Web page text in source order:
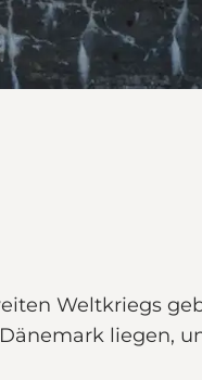
Weltkriegs
liegen,